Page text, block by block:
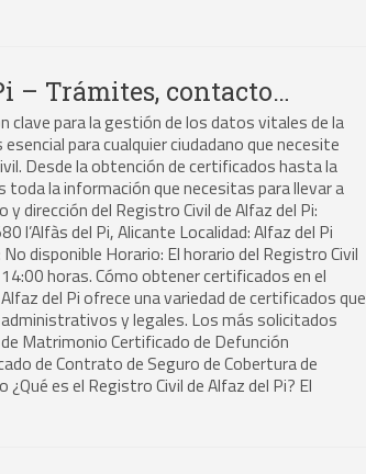
– Trámites, contacto…
clave para la gestión de los datos vitales de la
para cualquier ciudadano que necesite
Desde la obtención de certificados hasta la
la información que necesitas para llevar a
dirección del Registro Civil de Alfaz del Pi:
l’Alfàs del Pi, Alicante Localidad: Alfaz del Pi
disponible Horario: El horario del Registro Civil
horas. Cómo obtener certificados en el
del Pi ofrece una variedad de certificados que
y legales. Los más solicitados
Matrimonio Certificado de Defunción
de Contrato de Seguro de Cobertura de
es el Registro Civil de Alfaz del Pi? El